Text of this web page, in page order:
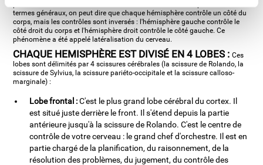
termes généraux, on peut dire que chaque hémisphère contrôle un côté du
corps, mais les contrôles sont inversés : l'hémisphère gauche contrôle le
côté droit du corps et l'hémisphère droit contrôle le côté gauche. Ce
phénomène a été appelé latéralisation du cerveau.
CHAQUE HEMISPHÈRE EST DIVISÉ EN 4 LOBES :Ces
lobes sont délimités par 4 scissures cérébrales (la scissure de Rolando, la
scissure de Sylvius, la scissure pariéto-occipitale et la scissure calloso-
marginale) :
Lobe frontal :C'est le plus grand lobe cérébral du cortex. Il
est situé juste derrière le front. Il s'étend depuis la partie
antérieure jusqu'à la scissure de Rolando. C'est le centre de
contrôle de votre cerveau : le grand chef d'orchestre. Il est en
partie chargé de la planification, du raisonnement, de la
résolution des problèmes, du jugement, du contrôle des